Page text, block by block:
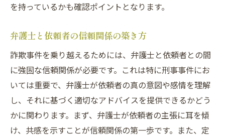
を持っているかも確認ポイントとなります。
弁護士と依頼者の信頼関係の築き方
詐欺事件を乗り越えるためには、弁護士と依頼者との間
に強固な信頼関係が必要です。これは特に刑事事件にお
いては重要で、弁護士が依頼者の真の意図や感情を理解
し、それに基づく適切なアドバイスを提供できるかどう
かに関わります。まず、弁護士が依頼者の主張に耳を傾
け、共感を示すことが信頼関係の第一歩です。また、定